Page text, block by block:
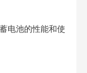
电池的性能和使